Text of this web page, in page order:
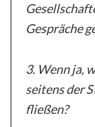
Gespräche
3. Wenn ja,
seitens der
fließen?